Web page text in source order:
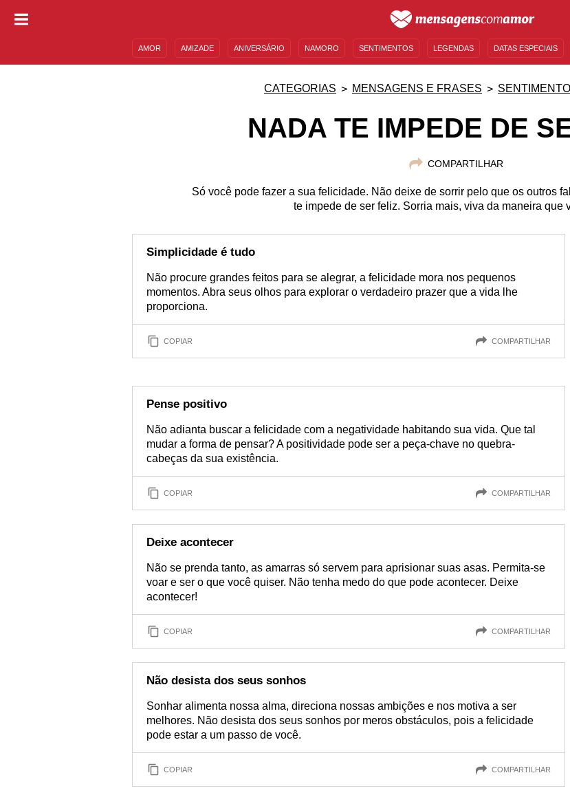
AMOR AMIZADE ANIVERSÁRIO NAMORO SENTIMENTOS LEGENDAS DATAS ESPECIAIS
CATEGORIAS MENSAGENS E FRASES
NADA TE IMPEDE DE
COMPARTILHAR
Só você pode fazer a sua felicidade. Não deixe de sorrir pelo que os outros
te impede de ser feliz. Sorria mais, viva da maneira que
Simplicidade é tudo
Não procure grandes feitos para se alegrar, a felicidade mora nos pequenos
momentos. Abra seus olhos para explorar o verdadeiro prazer que a vida lhe
proporciona.
COPIAR COMPARTILHAR
Pense positivo
Não adianta buscar a felicidade com a negatividade habitando sua vida. Que tal
mudar a forma de pensar? A positividade pode ser a peça-chave no quebra-
cabeças da sua existência.
COPIAR COMPARTILHAR
Deixe acontecer
Não se prenda tanto, as amarras só servem para aprisionar suas asas. Permita-se
voar e ser o que você quiser. Não tenha medo do que pode acontecer. Deixe
acontecer!
COPIAR COMPARTILHAR
Não desista dos seus sonhos
Sonhar alimenta nossa alma, direciona nossas ambições e nos motiva a ser
melhores. Não desista dos seus sonhos por meros obstáculos, pois a felicidade
pode estar a um passo de você.
COPIAR COMPARTILHAR